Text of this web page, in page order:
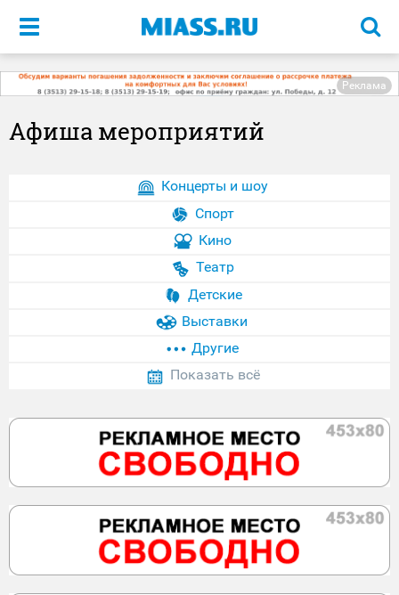
Меню
Реклама
Афиша мероприятий
Концерты и шоу
Спорт
Кино
Театр
Детские
Выставки
Другие
Показать всё